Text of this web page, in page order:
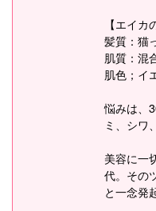
【エイカ
髪質：猫
肌質：混
肌色；イ
悩みは、
ミ、シワ
美容に一
代。その
と一念発